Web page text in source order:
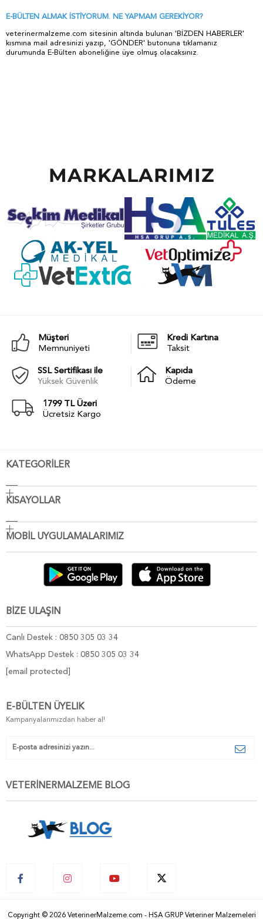
E-BÜLTEN ALMAK İSTİYORUM. NE YAPMAM GEREKİYOR?
veterinermalzeme.com sitesinin altında bulunan 'BİZDEN HABERLER'
kısmına mail adresinizi yazıp, 'GÖNDER' butonuna tıklamanız
durumunda E-Bülten aboneliğine üye olmuş olacaksınız.
MARKALARIMIZ
Müşteri
Memnuniyeti
Kredi Kartına
Taksit
SSL Sertifikası ile
Yüksek Güvenlik
Kapıda
Ödeme
1799 TL Üzeri
Ücretsiz Kargo
KATEGORİLER
KISAYOLLAR
MOBİL UYGULAMALARIMIZ
BİZE ULAŞIN
Canlı Destek : 0850 305 03 34
WhatsApp Destek : 0850 305 03 34
[email protected]
E-BÜLTEN ÜYELIK
Kampanyalarımızdan haber al!
VETERİNERMALZEME BLOG
Copyright © 2026 VeterinerMalzeme.com - HSA GRUP Veteriner Malzemeleri